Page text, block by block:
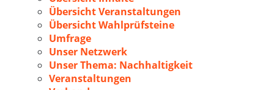
Übersicht Veranstaltungen
Übersicht Wahlprüfsteine
Umfrage
Unser Netzwerk
Unser Thema: Nachhaltigkeit
Veranstaltungen